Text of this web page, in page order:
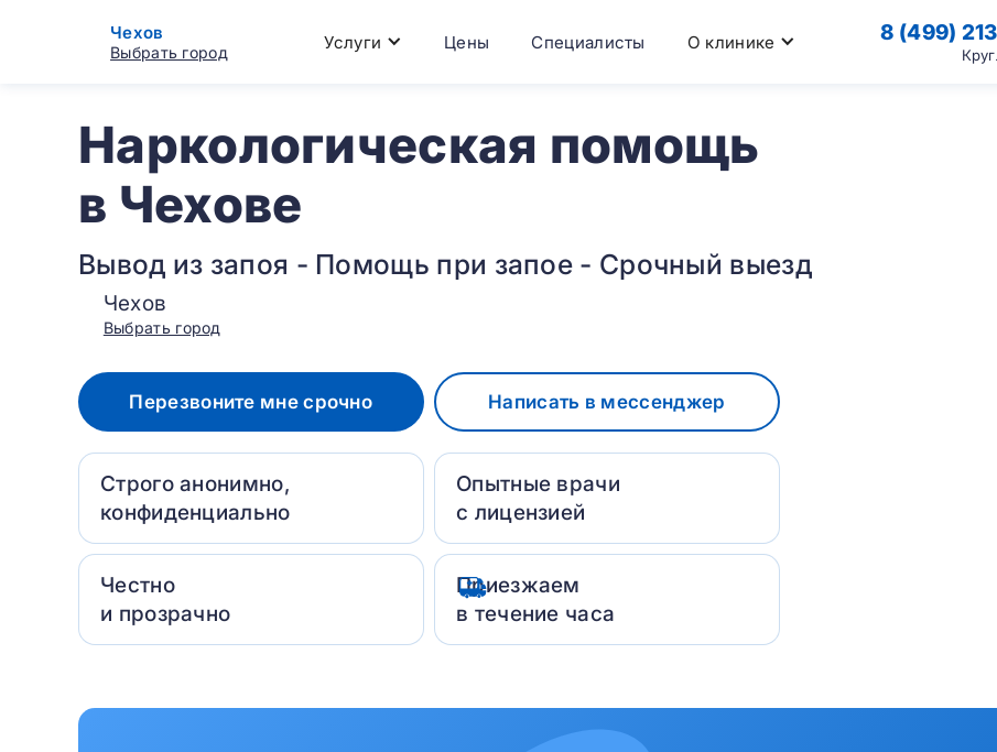
Чехов
Выбрать город Услуги Цены Специалисты О клинике 8 (499)
Наркологическая помощь
в Чехове
Вывод из запоя - Помощь при запое - Срочный выезд
Чехов
Выбрать город
Перезвоните мне срочно Написать в мессенджер
Строго анонимно,
конфиденциально
Опытные врачи
с лицензией
Честно
и прозрачно
Приезжаем
в течение часа